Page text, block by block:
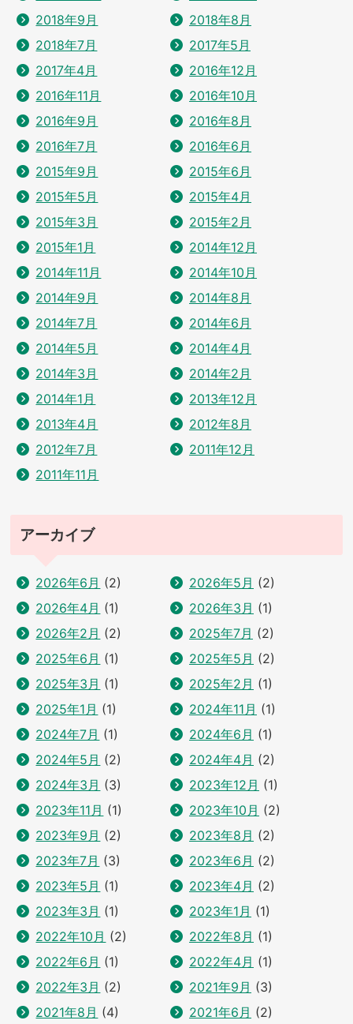
2018年9月
2018年8月
2018年7月
2017年5月
2017年4月
2016年12月
2016年11月
2016年10月
2016年9月
2016年8月
2016年7月
2016年6月
2015年9月
2015年6月
2015年5月
2015年4月
2015年3月
2015年2月
2015年1月
2014年12月
2014年11月
2014年10月
2014年9月
2014年8月
2014年7月
2014年6月
2014年5月
2014年4月
2014年3月
2014年2月
2014年1月
2013年12月
2013年4月
2012年8月
2012年7月
2011年12月
2011年11月
アーカイブ
2026年6月 (2) 2026年5月 (2)
2026年4月 (1) 2026年3月 (1)
2026年2月 (2) 2025年7月 (2)
2025年6月 (1) 2025年5月 (2)
2025年3月 (1) 2025年2月 (1)
2025年1月 (1) 2024年11月 (1)
2024年7月 (1) 2024年6月 (1)
2024年5月 (2) 2024年4月 (2)
2024年3月 (3) 2023年12月 (1)
2023年11月 (1) 2023年10月 (2)
2023年9月 (2) 2023年8月 (2)
2023年7月 (3) 2023年6月 (2)
2023年5月 (1) 2023年4月 (2)
2023年3月 (1) 2023年1月 (1)
2022年10月 (2) 2022年8月 (1)
2022年6月 (1) 2022年4月 (1)
2022年3月 (2) 2021年9月 (3)
2021年8月 (4) 2021年6月 (2)